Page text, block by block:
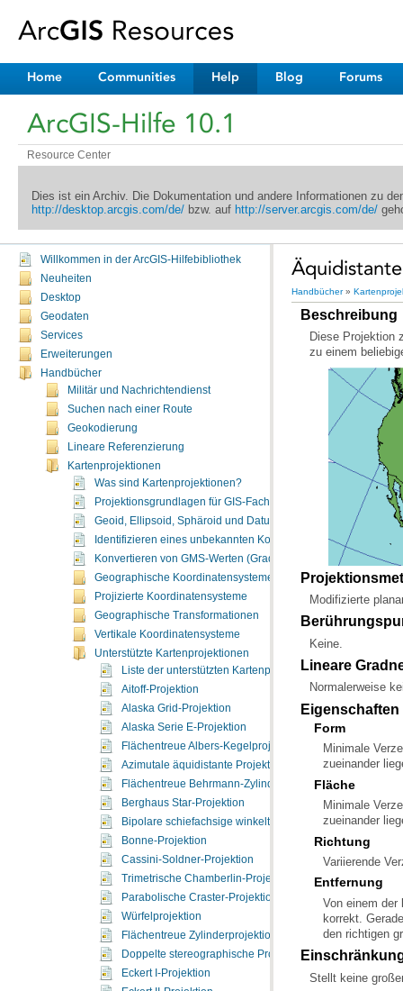
Home Communities Help Blog Forums
ArcGIS-Hilfe 10.1
Resource Center
Dies ist ein Archiv. Die Dokumentation und andere Informationen zu
http://desktop.arcgis.com/de/bzw. auf http://server.arcgis.com/de/
Willkommen in der ArcGIS-Hilfebibliothek
Neuheiten
Desktop
Geodaten
Services
Erweiterungen
Handbücher
Militär und Nachrichtendienst
Suchen nach einer Route
Geokodierung
Lineare Referenzierung
Kartenprojektionen
Was sind Kartenprojektionen?
Projektionsgrundlagen für GIS-Fachleute
Geoid, Ellipsoid, Sphäroid und Datum
Identifizieren eines unbekannten Koordinatensystems
Konvertieren von GMS-Werten (Grad, Minuten, Sekunden) in
Geographische Koordinatensysteme
Projizierte Koordinatensysteme
Geographische Transformationen
Vertikale Koordinatensysteme
Unterstützte Kartenprojektionen
Liste der unterstützten Kartenprojektionen
Aitoff-Projektion
Alaska Grid-Projektion
Alaska Serie E-Projektion
Flächentreue Albers-Kegelprojektion
Azimutale äquidistante Projektion
Flächentreue Behrmann-Zylinderprojektion
Berghaus Star-Projektion
Bipolare schiefachsige winkeltreue Kegelprojektion
Bonne-Projektion
Cassini-Soldner-Projektion
Trimetrische Chamberlin-Projektion
Parabolische Craster-Projektion
Würfelprojektion
Flächentreue Zylinderprojektion
Doppelte stereographische Projektion
Eckert I-Projektion
Handbücher»
Beschreibung
zu einem
Modifizierte
Keine.
Lineare
Normalerweise
Eigenschaften
Form
zueinander
Fläche
zueinander
Richtung
Variierende
Entfernung
den richtigen
Stellt keine